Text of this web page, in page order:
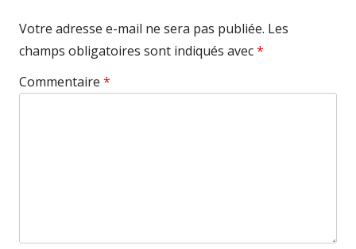
Votre adresse e-mail ne sera pas publiée. Les
champs obligatoires sont indiqués avec*
Commentaire *